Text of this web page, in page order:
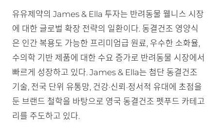
유유제약의 James & Ella 투자는 반려동물 웰니스 시장
에 대한 글로벌 확장 전략의 일환이다. 동결건조 영양식
은 인간 복용도 가능한 프리미엄급 원료, 우수한 소화율,
수의학 기반 제품에 대한 수요 증가로 반려동물 시장에서
빠르게 성장하고 있다. James & Ella는 첨단 동결건조
기술, 전국 단위 유통망, 건강·신뢰·정서적 유대에 초점을
둔 브랜드 철학을 바탕으로 영국 동결건조 펫푸드 카테고
리를 주도하고 있다.